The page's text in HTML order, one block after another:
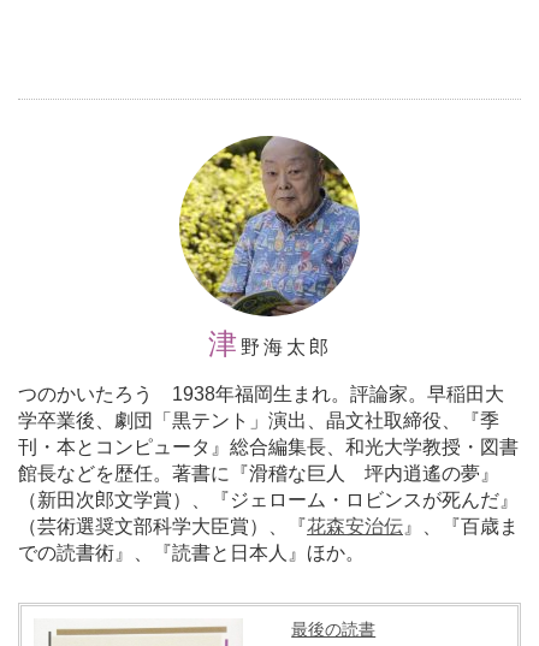
津 野海太郎
つのかいたろう 1938年福岡生まれ。評論家。早稲田大
学卒業後、劇団「黒テント」演出、晶文社取締役、『季
刊・本とコンピュータ』総合編集長、和光大学教授・図書
館長などを歴任。著書に『滑稽な巨人 坪内逍遙の夢』
（新田次郎文学賞）、『ジェローム・ロビンスが死んだ』
（芸術選奨文部科学大臣賞）、『花森安治伝 』、『百歳ま
での読書術』、『読書と日本人』ほか。
最後の読書